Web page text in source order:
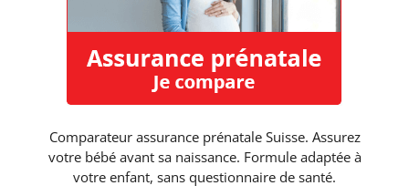
Comparateur assurance prénatale Suisse. Assurez
votre bébé avant sa naissance. Formule adaptée à
votre enfant, sans questionnaire de santé.